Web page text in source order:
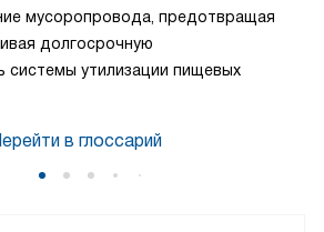
мусоропровода, предотвращая
долгосрочную
системы утилизации пищевых
в глоссарий